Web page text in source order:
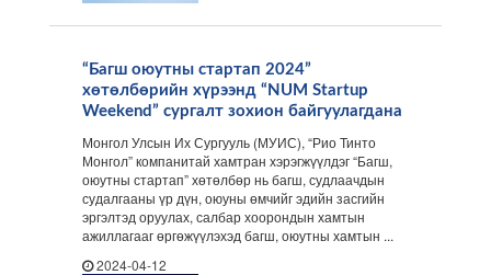
“Багш оюутны стартап 2024”
хөтөлбөрийн хүрээнд “NUM Startup
Weekend” сургалт зохион байгуулагдана
Монгол Улсын Их Сургууль (МУИС), “Рио Тинто
Монгол” компанитай хамтран хэрэгжүүлдэг “Багш,
оюутны стартап” хөтөлбөр нь багш, судлаачдын
судалгааны үр дүн, оюуны өмчийг эдийн засгийн
эргэлтэд оруулах, салбар хоорондын хамтын
ажиллагааг өргөжүүлэхэд багш, оюутны хамтын ...
2024-04-12